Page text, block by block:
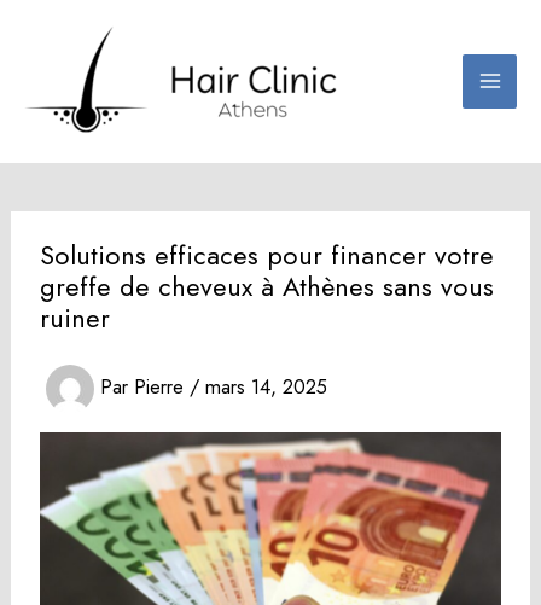
Solutions efficaces pour financer votre
greffe de cheveux à Athènes sans vous
ruiner
Par Pierre / mars 14, 2025